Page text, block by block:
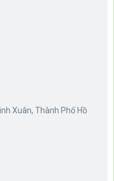
Xuân, Thành Phố Hồ